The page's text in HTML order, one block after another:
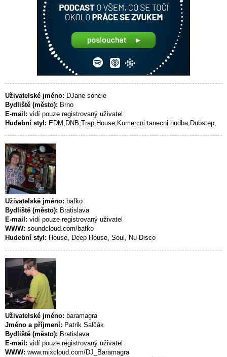
Uživatelské jméno: DJane soncie
Bydliště (město): Brno
E-mail: vidí pouze registrovaný uživatel
Hudební styl: EDM,DNB,Trap,House,Komercni tanecni hudba,Dubstep,
Uživatelské jméno: bafko
Bydliště (město): Bratislava
E-mail: vidí pouze registrovaný uživatel
WWW: soundcloud.com/bafko
Hudební styl: House, Deep House, Soul, Nu-Disco
Uživatelské jméno: baramagra
Jméno a příjmení: Patrik Salčák
Bydliště (město): Bratislava
E-mail: vidí pouze registrovaný uživatel
WWW: www.mixcloud.com/DJ_Baramagra